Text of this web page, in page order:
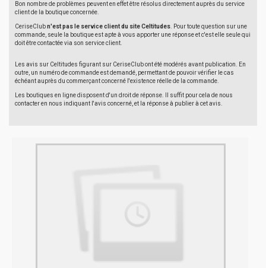
Bon nombre de problèmes peuvent en effet être résolus directement auprès du service
client de la boutique concernée.
CeriseClubn'est pas le service client du site Celtitudes . Pour toute question sur une
commande, seule la boutique est apte à vous apporter une réponse et c'est elle seule qui
doit être contactée via son service client.
Les avis sur Celtitudes figurant sur CeriseClub ont été modérés avant publication. En
outre, un numéro de commande est demandé, permettant de pouvoir vérifier le cas
échéant auprès du commerçant concerné l'existence réelle de la commande.
Les boutiques en ligne disposent d'un droit de réponse. Il suffit pour cela de nous
contacter en nous indiquant l'avis concerné, et la réponse à publier à cet avis.